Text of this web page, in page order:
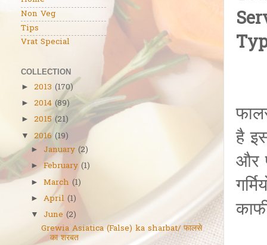
है
और
Non Veg
Tips
Vrat Special
COLLECTION
► 2013 (170)
► 2014 (89)
► 2015 (21)
▼ 2016 (19)
► January (2)
►February (1)
►March (1)
► April (1)
▼ June (2)
Grewia Asiatica (False) ka sharbat/ फालसे
का शरबत